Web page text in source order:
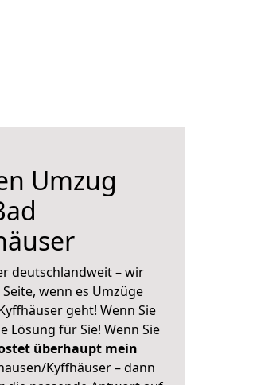
Umzug
deutschlandweit – wir
wenn es Umzüge
geht! Wenn Sie
Lösung für Sie! Wenn Sie
überhaupt mein
Kyffhäuser – dann